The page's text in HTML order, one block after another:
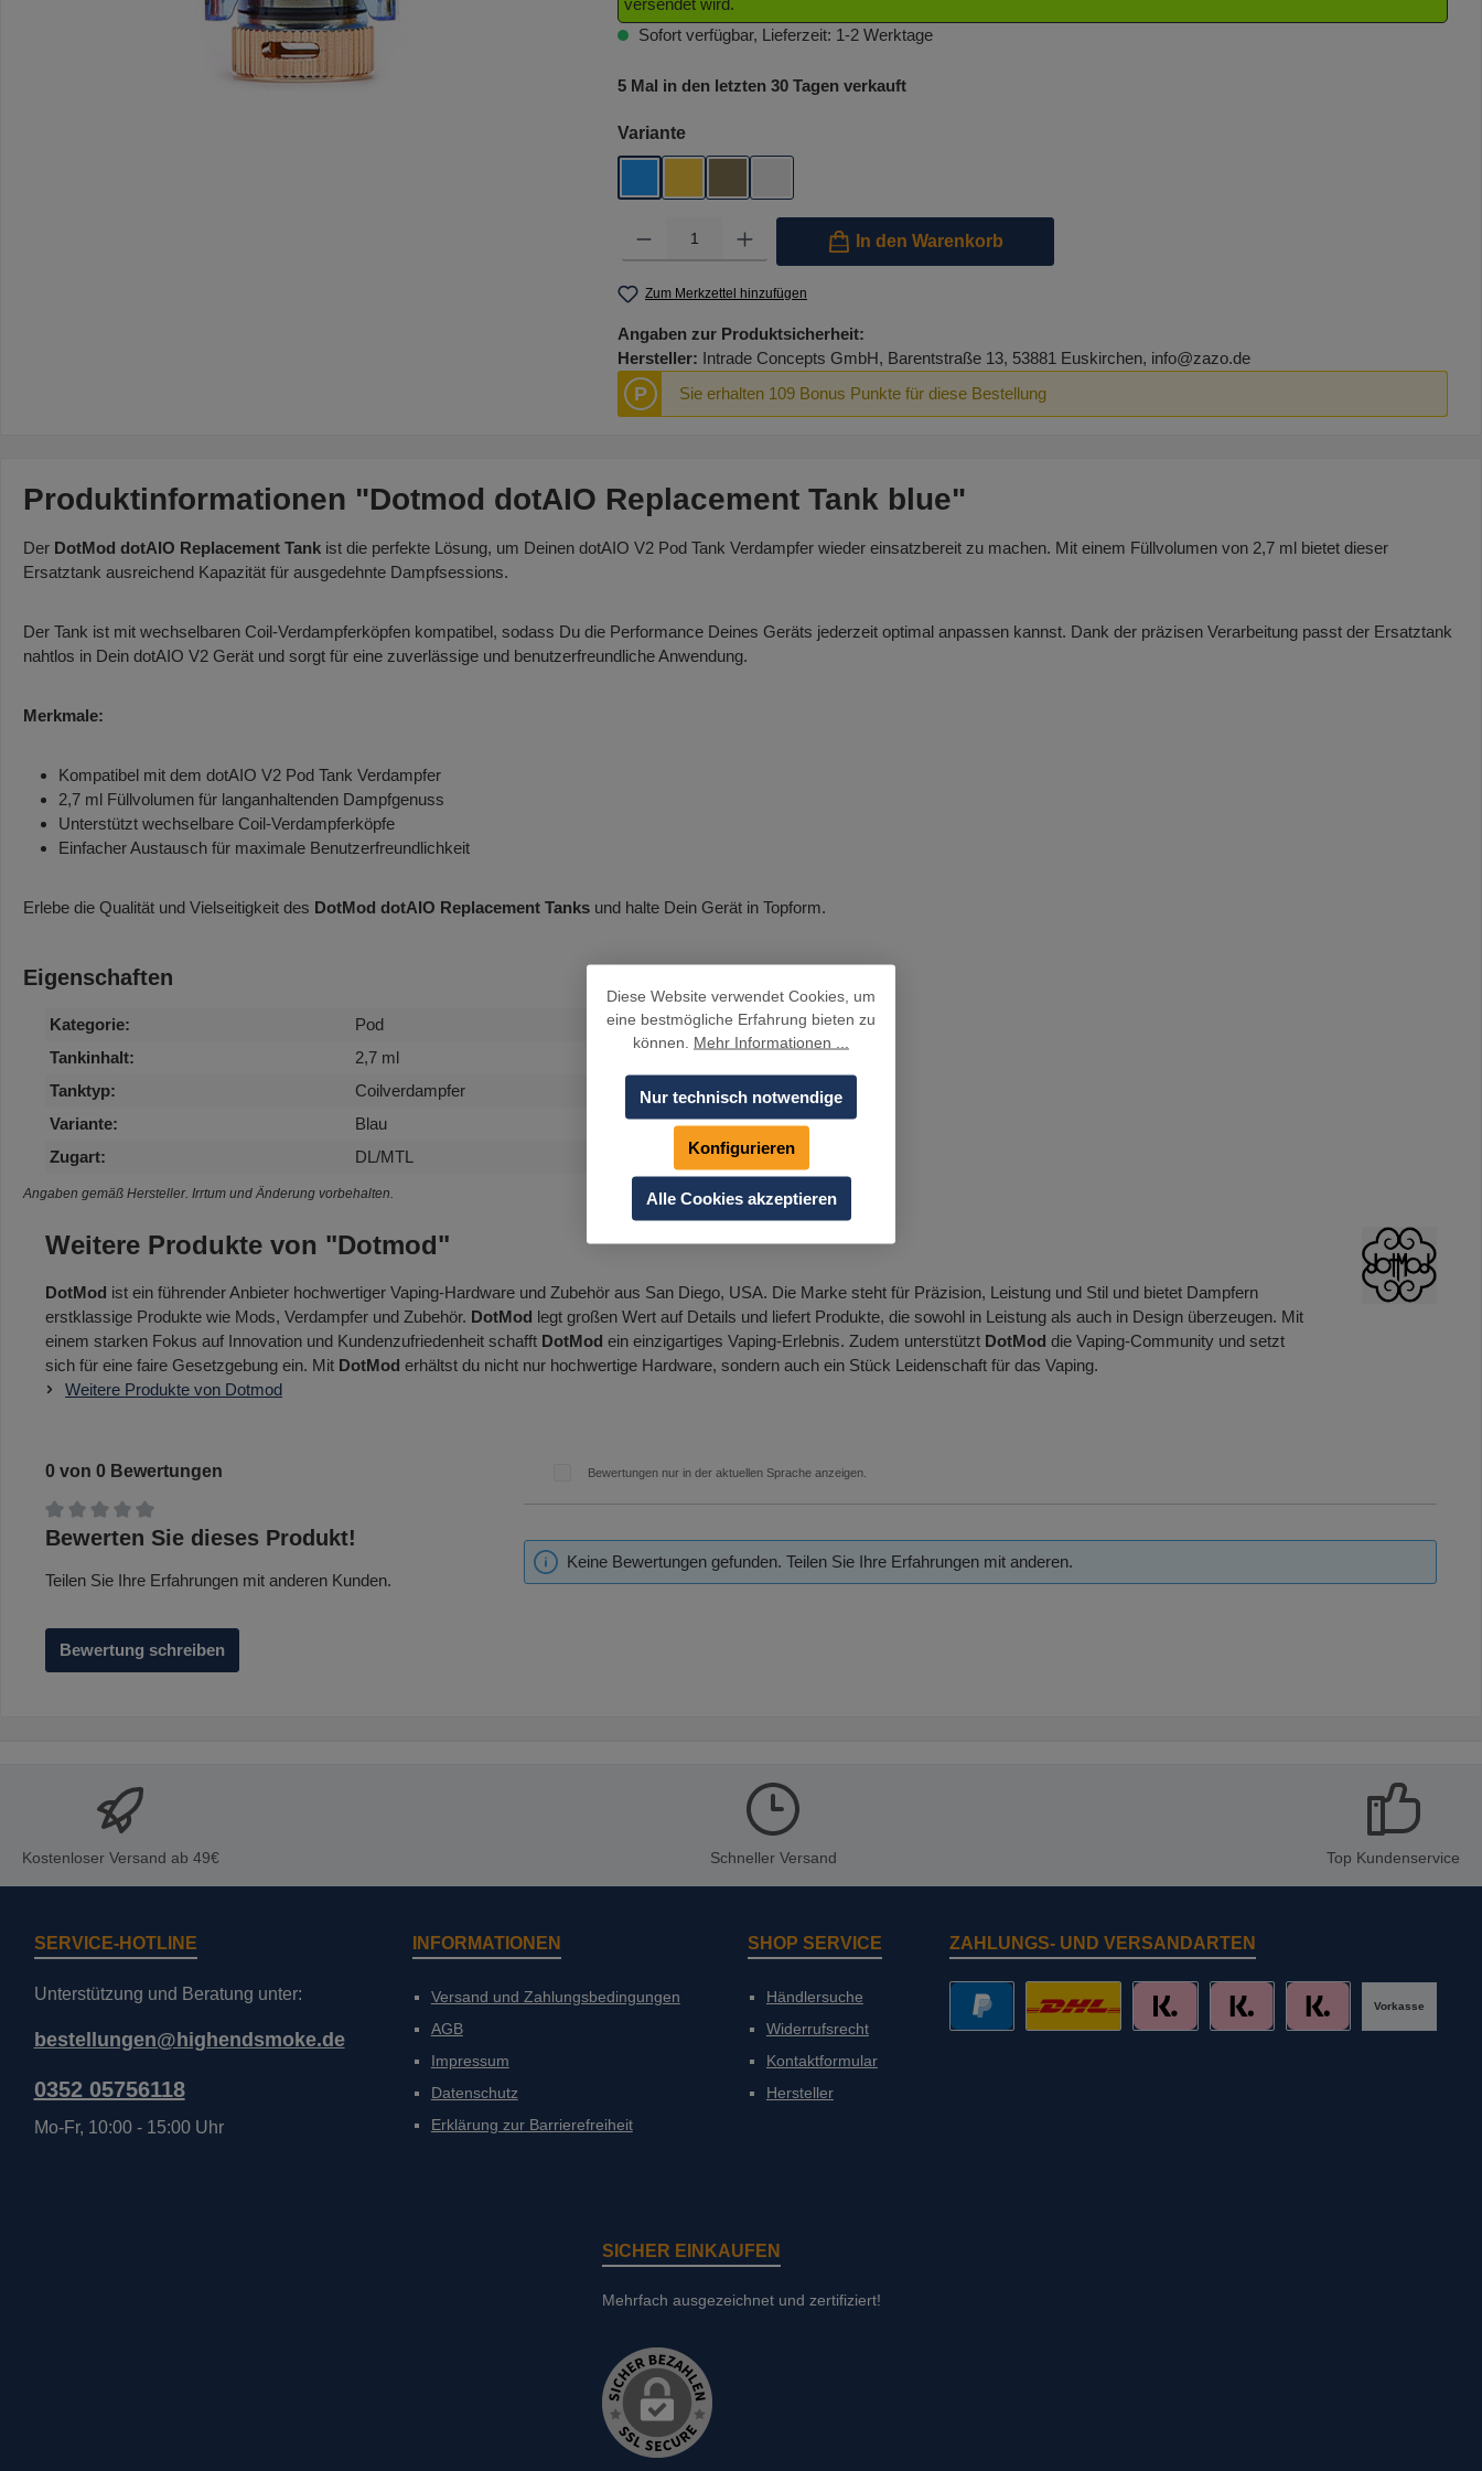
versendet wird.
Sofort verfügbar, Lieferzeit: 1-2 Werktage
5 Mal in den letzten 30 Tagen verkauft
Varianteauswählen
In den Warenkorb
Zum Merkzettel hinzufügen
Angaben zur Produktsicherheit:
Hersteller: Intrade Concepts GmbH, Barentstraße 13, 53881 Euskirchen, info@zazo.de
P Sie erhalten 109 Bonus Punkte für diese Bestellung
Produktinformationen "Dotmod dotAIO Replacement Tank blue"
Der DotMod dotAIO Replacement Tank ist die perfekte Lösung, um Deinen dotAIO V2 Pod Tank Verdampfer wieder einsatzbereit zu machen. Mit einem Füllvolumen von 2,7 ml bietet dieser
Ersatztank ausreichend Kapazität für ausgedehnte Dampfsessions.
Der Tank ist mit wechselbaren Coil-Verdampferköpfen kompatibel, sodass Du die Performance Deines Geräts jederzeit optimal anpassen kannst. Dank der präzisen Verarbeitung passt der Ersatztank
nahtlos in Dein dotAIO V2 Gerät und sorgt für eine zuverlässige und benutzerfreundliche Anwendung.
Merkmale:
Kompatibel mit dem dotAIO V2 Pod Tank Verdampfer
2,7 ml Füllvolumen für langanhaltenden Dampfgenuss
Unterstützt wechselbare Coil-Verdampferköpfe
Einfacher Austausch für maximale Benutzerfreundlichkeit
Erlebe die Qualität und Vielseitigkeit des DotMod dotAIO Replacement Tanks und halte Dein Gerät in Topform.
Eigenschaften
Kategorie:
Pod
Tankinhalt:
2,7 ml
Tanktyp:
Coilverdampfer
Variante:
Blau
Zugart:
DL/MTL
Angaben gemäß Hersteller. Irrtum und Änderung vorbehalten.
Weitere Produkte von "Dotmod"
DotMod ist ein führender Anbieter hochwertiger Vaping-Hardware und Zubehör aus San Diego, USA. Die Marke steht für Präzision, Leistung und Stil und bietet Dampfern
erstklassige Produkte wie Mods, Verdampfer und Zubehör. DotMod legt großen Wert auf Details und liefert Produkte, die sowohl in Leistung als auch in Design überzeugen. Mit
einem starken Fokus auf Innovation und Kundenzufriedenheit schafft DotMod ein einzigartiges Vaping-Erlebnis. Zudem unterstützt DotMod die Vaping-Community und setzt
sich für eine faire Gesetzgebung ein. Mit DotMod erhältst du nicht nur hochwertige Hardware, sondern auch ein Stück Leidenschaft für das Vaping.
Weitere Produkte von Dotmod
0 von 0 Bewertungen
Durchschnittliche Bewertung von 0 von 5 Sternen
Bewerten Sie dieses Produkt!
Teilen Sie Ihre Erfahrungen mit anderen Kunden.
Bewertung schreiben
Bewertungen nur in der aktuellen Sprache anzeigen.
Keine Bewertungen gefunden. Teilen Sie Ihre Erfahrungen mit anderen.
Kostenloser Versand ab 49€ Schneller Versand Top Kundenservice
SERVICE-HOTLINE
Unterstützung und Beratung unter:
bestellungen@highendsmoke.de
0352 05756118
Mo-Fr, 10:00 - 15:00 Uhr
INFORMATIONEN
Versand und Zahlungsbedingungen
AGB
Impressum
Datenschutz
Erklärung zur Barrierefreiheit
SHOP SERVICE
Händlersuche
Widerrufsrecht
Kontaktformular
Hersteller
ZAHLUNGS- UND VERSANDARTEN
Vorkasse
SICHER EINKAUFEN
Mehrfach ausgezeichnet und zertifiziert!
Diese Website verwendet Cookies, um
eine bestmögliche Erfahrung bieten zu
können. Mehr Informationen ...
Nur technisch notwendige
Konfigurieren
Alle Cookies akzeptieren